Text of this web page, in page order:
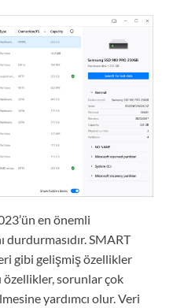
en önemli
SMART
gibi gelişmiş özellikler
özellikler, sorunlar çok
yardımcı olur. Veri